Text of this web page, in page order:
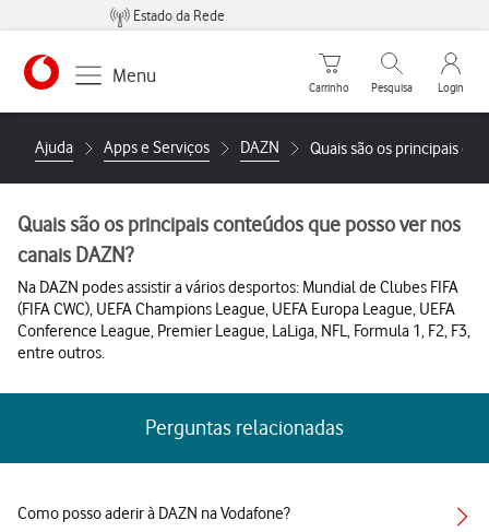
Estado da Rede
https://www.vodafone.pt
Menu
Carrinho de compras
Carrinho
Pesquisar
Pesquisa
My
Login
Ajuda Apps e Serviços DAZN Quais são os principais
Quais são os principais conteúdos que posso ver nos
canais DAZN?
Na DAZN podes assistir a vários desportos: Mundial de Clubes FIFA
(FIFA CWC), UEFA Champions League, UEFA Europa League, UEFA
Conference League, Premier League, LaLiga, NFL, Formula 1, F2, F3,
entre outros.
Perguntas relacionadas
Como posso aderir à DAZN na Vodafone?